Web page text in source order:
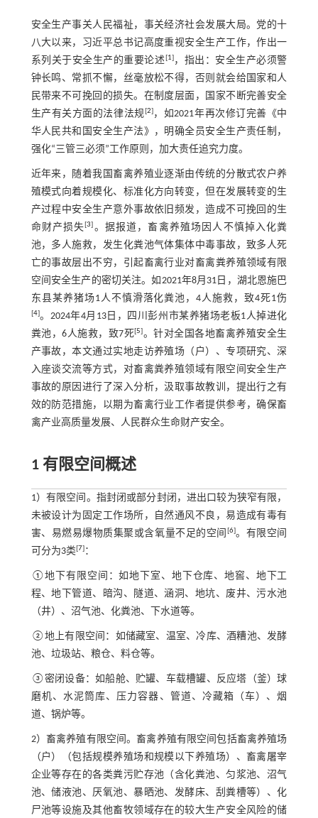
安全生产事关人民福祉，事关经济社会发展大局。党的十
八大以来，习近平总书记高度重视安全生产工作，作出一
系列关于安全生产的重要论述[1]，指出：安全生产必须警
钟长鸣、常抓不懈，丝毫放松不得，否则就会给国家和人
民带来不可挽回的损失。在制度层面，国家不断完善安全
生产有关方面的法律法规[2]，如2021年再次修订完善《中
华人民共和国安全生产法》，明确全员安全生产责任制，
强化“三管三必须”工作原则，加大责任追究力度。
近年来，随着我国畜禽养殖业逐渐由传统的分散式农户养
殖模式向着规模化、标准化方向转变，但在发展转变的生
产过程中安全生产意外事故依旧频发，造成不可挽回的生
命财产损失[3] 。据报道，畜禽养殖场因人不慎掉入化粪
池，多人施救，发生化粪池气体集体中毒事故，致多人死
亡的事故层出不穷，引起畜禽行业对畜禽粪养殖领域有限
空间安全生产的密切关注。如2021年8月31日，湖北恩施巴
东县某养猪场1人不慎滑落化粪池，4人施救，致4死1伤
[4]。2024年4月13日，四川彭州市某养猪场老板1人掉进化
粪池，6人施救，致7死[5]。针对全国各地畜禽养殖安全生
产事故，本文通过实地走访养殖场（户）、专项研究、深
入座谈交流等方式，对畜禽粪养殖领域有限空间安全生产
事故的原因进行了深入分析，汲取事故教训，提出行之有
效的防范措施，以期为畜禽行业工作者提供参考，确保畜
禽产业高质量发展、人民群众生命财产安全。
1 有限空间概述
1）有限空间。指封闭或部分封闭，进出口较为狭窄有限，
未被设计为固定工作场所，自然通风不良，易造成有毒有
害、易燃易爆物质集聚或含氧量不足的空间 [6]。有限空间
可分为3类[7]：
①地下有限空间：如地下室、地下仓库、地窖、地下工
程、地下管道、暗沟、隧道、涵洞、地坑、废井、污水池
（井）、沼气池、化粪池、下水道等。
②地上有限空间：如储藏室、温室、冷库、酒糟池、发酵
池、垃圾站、粮仓、料仓等。
③密闭设备：如船舱、贮罐、车载槽罐、反应塔（釜）球
磨机、水泥筒库、压力容器、管道、冷藏箱（车）、烟
道、锅炉等。
2）畜禽养殖有限空间。畜禽养殖有限空间包括畜禽养殖场
（户）（包括规模养殖场和规模以下养殖场）、畜禽屠宰
企业等存在的各类粪污贮存池（含化粪池、匀浆池、沼气
池、储液池、厌氧池、暴晒池、发酵床、刮粪槽等）、化
尸池等设施及其他畜牧领域存在的较大生产安全风险的储